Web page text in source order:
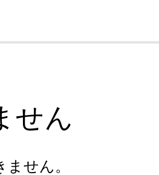
せん
せん。